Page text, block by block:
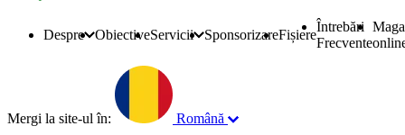
Despre ObiectiveServicii SponsorizareFișiere
Întrebări
Frecvente
Mergi la site-ul în: Română